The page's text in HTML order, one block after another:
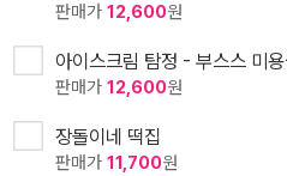
판매가 12,600원
아이스크림 탐정 - 부스스 미
판매가 12,600원
장돌이네 떡집
판매가 11,700원